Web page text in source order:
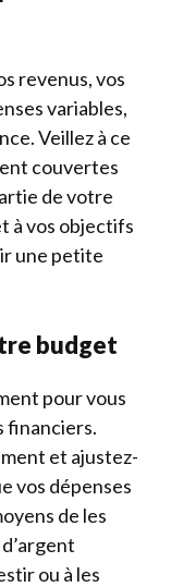
revenus, vos
variables,
Veillez à ce
couvertes
de votre
à vos objectifs
une petite
budget
pour vous
financiers.
et ajustez-
vos dépenses
de les
ou à les